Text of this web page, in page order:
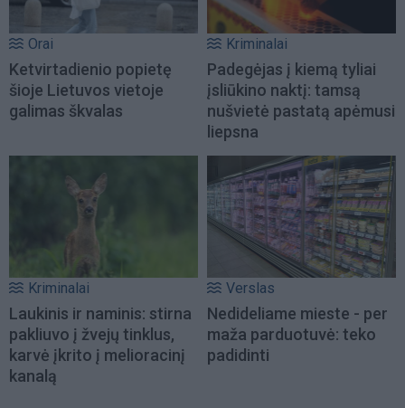
Orai
Ketvirtadienio popietę
šioje Lietuvos vietoje
galimas škvalas
Kriminalai
Padegėjas į kiemą tyliai
įsliūkino naktį: tamsą
nušvietė pastatą apėmusi
liepsna
Kriminalai
Laukinis ir naminis: stirna
pakliuvo į žvejų tinklus,
karvė įkrito į melioracinį
kanalą
Verslas
Nedideliame mieste - per
maža parduotuvė: teko
padidinti